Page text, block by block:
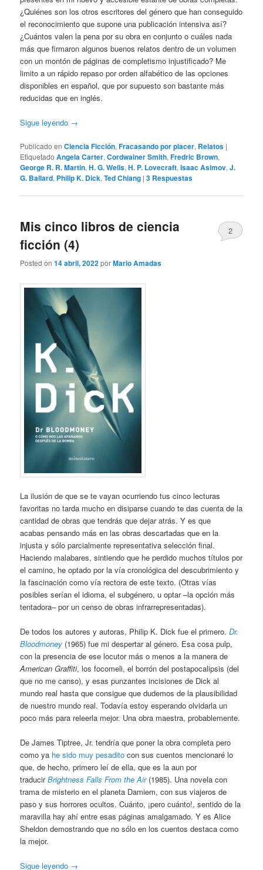
¿Quiénes son los otros escritores del género que han conseguido
el reconocimiento que supone una publicación intensiva así?
¿Cuántos valen la pena por su obra en conjunto o cuáles nada
más que firmaron algunos buenos relatos dentro de un volumen
con un montón de páginas de completismo injustificado? Me
limito a un rápido repaso por orden alfabético de las opciones
disponibles en español, que por supuesto son bastante más
reducidas que en inglés.
Sigue leyendo →
Publicado en Ciencia Ficción,Fracasando por placer, Relatos |
Etiquetado Angela Carter,Cordwainer Smith,Fredric Brown,
George R. R. Martin,H. G. Wells,H. P. Lovecraft,Isaac Asimov,J.
G. Ballard, Philip K. Dick,Ted Chiang |3 Respuestas
Mis cinco libros de ciencia
ficción (4)
Posted on14 abril, 2022porMario Amadas
2
La ilusión de que se te vayan ocurriendo tus cinco lecturas
favoritas no tarda mucho en disiparse cuando te das cuenta de la
cantidad de obras que tendrás que dejar atrás. Y es que
acabas pensando más en las obras descartadas que en la
injusta y sólo parcialmente representativa selección final.
Haciendo malabares, sintiendo que he perdido muchos títulos por
el camino, he optado por la vía cronológica del descubrimiento y
la fascinación como vía rectora de este texto. (Otras vías
posibles serían el idioma, el subgénero, u optar –la opción más
tentadora– por un censo de obras infrarrepresentadas).
De todos los autores y autoras, Philip K. Dick fue el primero.Dr.
Bloodmoney (1965) fue mi despertar al género. Esa cosa pulp,
con la presencia de ese locutor más o menos a la manera de
American Graffiti, los focomeli, el borrón del postapocalipsis (del
que no me canso), y esas punzantes incisiones de Dick al
mundo real hasta que consigue que dudemos de la plausibilidad
de nuestro mundo real. Todavía estoy esperando olvidarla un
poco más para releerla mejor. Una obra maestra, probablemente.
De James Tiptree, Jr. tendría que poner la obra completa pero
como ya he sido muy pesadito con sus cuentos mencionaré lo
que, de hecho, primero leí de ella, que es la aun por
traducirBrightness Falls From the Air(1985). Una novela con
trama de misterio en el planeta Damiem, con sus viajeros de
paso y sus horrores ocultos. Cuánto, ¡pero cuánto!, sentido de la
maravilla hay ahí entre esas páginas amalgamado. Y es Alice
Sheldon demostrando que no sólo en los cuentos destaca como
la mejor.
Sigue leyendo →